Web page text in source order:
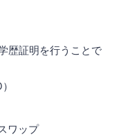
歴証明を行うことで
ワップ